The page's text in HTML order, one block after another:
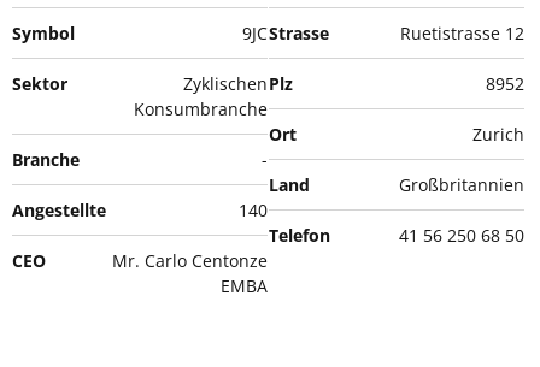
Symbol 9JC
Sektor
Zyklischen
Konsumbranche
Branche -
Angestellte 140
CEO
Mr. Carlo Centonze
EMBA
Strasse Ruetistrasse 12
Plz 8952
Ort Zurich
Land Großbritannien
Telefon 41 56 250 68 50